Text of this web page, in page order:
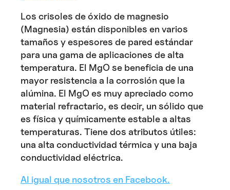
Los crisoles de óxido de magnesio
(Magnesia) están disponibles en varios
tamaños y espesores de pared estándar
para una gama de aplicaciones de alta
temperatura. El MgO se beneficia de una
mayor resistencia a la corrosión que la
alúmina. El MgO es muy apreciado como
material refractario, es decir, un sólido que
es física y químicamente estable a altas
temperaturas. Tiene dos atributos útiles:
una alta conductividad térmica y una baja
conductividad eléctrica.
Al igual que nosotros en Facebook.